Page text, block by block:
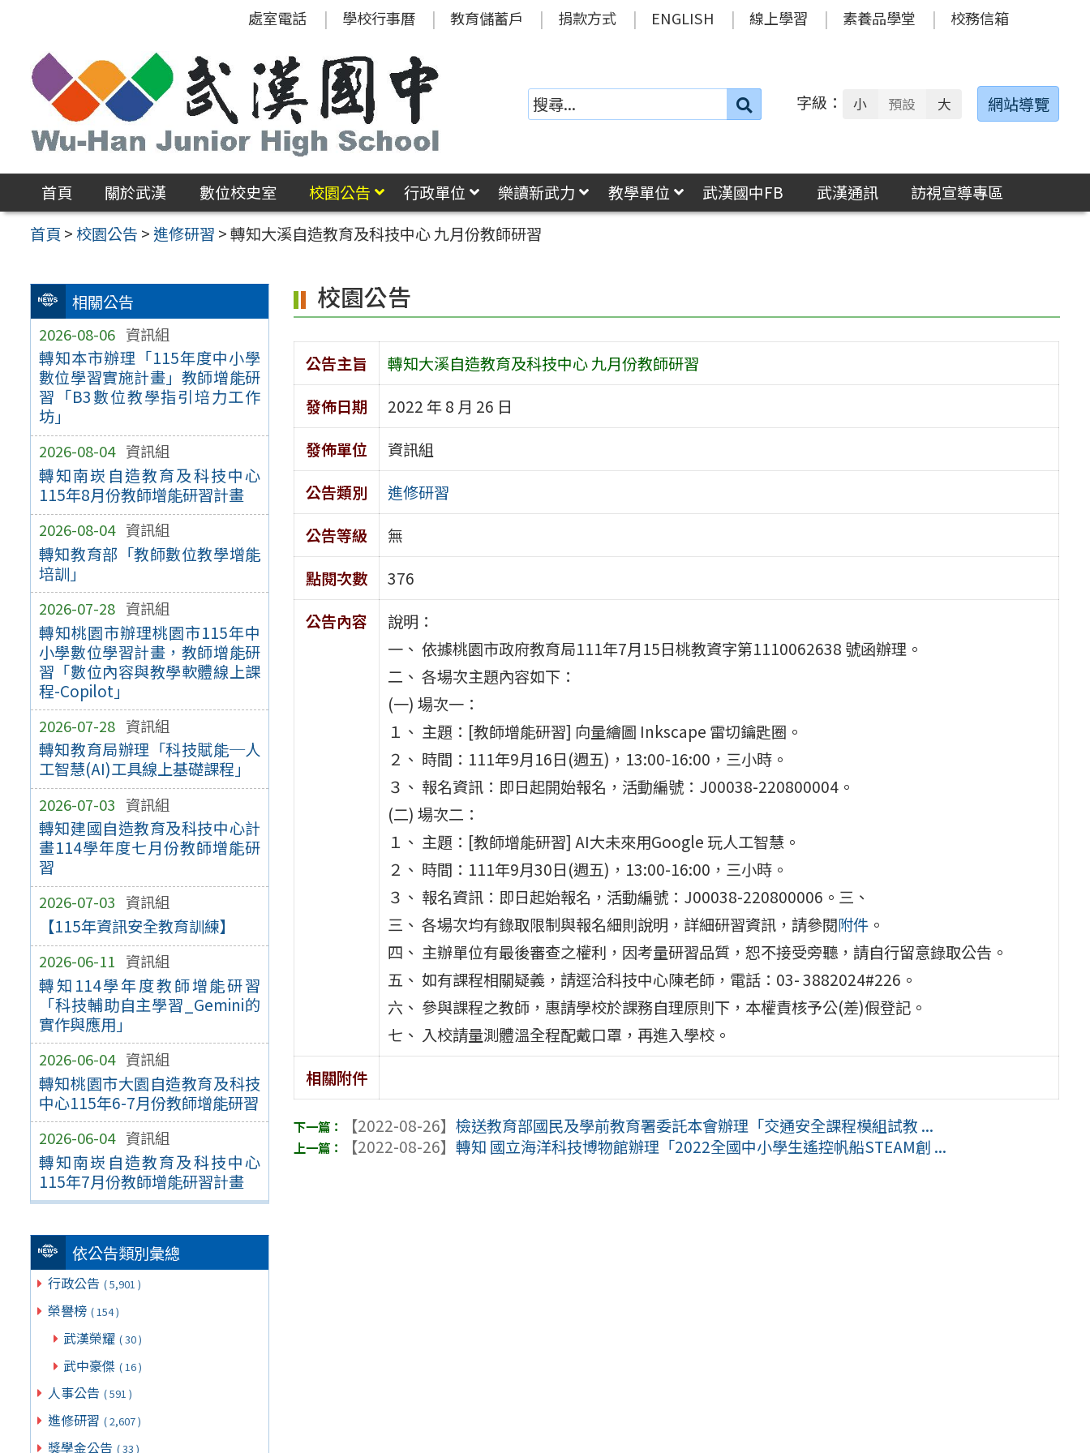
區
處室電話 學校行事曆 教育儲蓄戶 捐款方式 ENGLISH 線上學習 素養品學堂 校務信箱
搜
字級： 小 預設 大 網站導覽
首頁 關於武漢 數位校史室 校園公告 行政單位 樂讀新武力 教學單位 武漢國中FB 武漢通訊
訪視宣導專區
首頁 >校園公告 >進修研習 >轉知大溪自造教育及科技中心 九月份教師研習
相關公告
2026-08-06 資訊組
轉知本市辦理「115年度中小學
數位學習實施計畫」教師增能研
習「B3數位教學指引培力工作
坊」
2026-08-04 資訊組
轉知南崁自造教育及科技中心
115年8月份教師增能研習計畫
2026-08-04 資訊組
轉知教育部「教師數位教學增能
培訓」
2026-07-28 資訊組
轉知桃園市辦理桃園市115年中
小學數位學習計畫，教師增能研
習「數位內容與教學軟體線上課
程-Copilot」
2026-07-28 資訊組
轉知教育局辦理「科技賦能─人
工智慧(AI)工具線上基礎課程」
2026-07-03 資訊組
轉知建國自造教育及科技中心計
畫114學年度七月份教師增能研
習
2026-07-03 資訊組
【115年資訊安全教育訓練】
2026-06-11 資訊組
轉知114學年度教師增能研習
「科技輔助自主學習_Gemini的
實作與應用」
2026-06-04 資訊組
轉知桃園市大園自造教育及科技
中心115年6-7月份教師增能研習
2026-06-04 資訊組
轉知南崁自造教育及科技中心
115年7月份教師增能研習計畫
依公告類別彙總
行政公告 ( 5,901 )
榮譽榜 ( 154 )
武漢榮耀 ( 30 )
武中豪傑 ( 16 )
人事公告 ( 591 )
進修研習 ( 2,607 )
獎學金公告 ( 33 )
校園公告
公告主旨
轉知大溪自造教育及科技中心 九月份教師研習
發佈日期
2022 年 8 月 26 日
發佈單位
資訊組
公告類別
進修研習
公告等級
無
點閱次數
376
公告內容
說明：
一、 依據桃園市政府教育局111年7月15日桃教資字第1110062638 號函辦理。
二、 各場次主題內容如下：
(一) 場次一：
１、 主題：[教師增能研習] 向量繪圖 Inkscape 雷切鑰匙圈。
２、 時間：111年9月16日(週五)，13:00-16:00，三小時。
３、 報名資訊：即日起開始報名，活動編號：J00038-220800004。
(二) 場次二：
１、 主題：[教師增能研習] AI大未來用Google 玩人工智慧。
２、 時間：111年9月30日(週五)，13:00-16:00，三小時。
３、 報名資訊：即日起始報名，活動編號：J00038-220800006。三、
三、 各場次均有錄取限制與報名細則說明，詳細研習資訊，請參閱附件。
四、 主辦單位有最後審查之權利，因考量研習品質，恕不接受旁聽，請自行留意錄取公告。
五、 如有課程相關疑義，請逕洽科技中心陳老師，電話：03- 3882024#226。
六、 參與課程之教師，惠請學校於課務自理原則下，本權責核予公(差)假登記。
七、 入校請量測體溫全程配戴口罩，再進入學校。
相關附件
【2022-08-26】檢送教育部國民及學前教育署委託本會辦理「交通安全課程模組試教 ...
【2022-08-26】轉知 國立海洋科技博物館辦理「2022全國中小學生遙控帆船STEAM創 ...